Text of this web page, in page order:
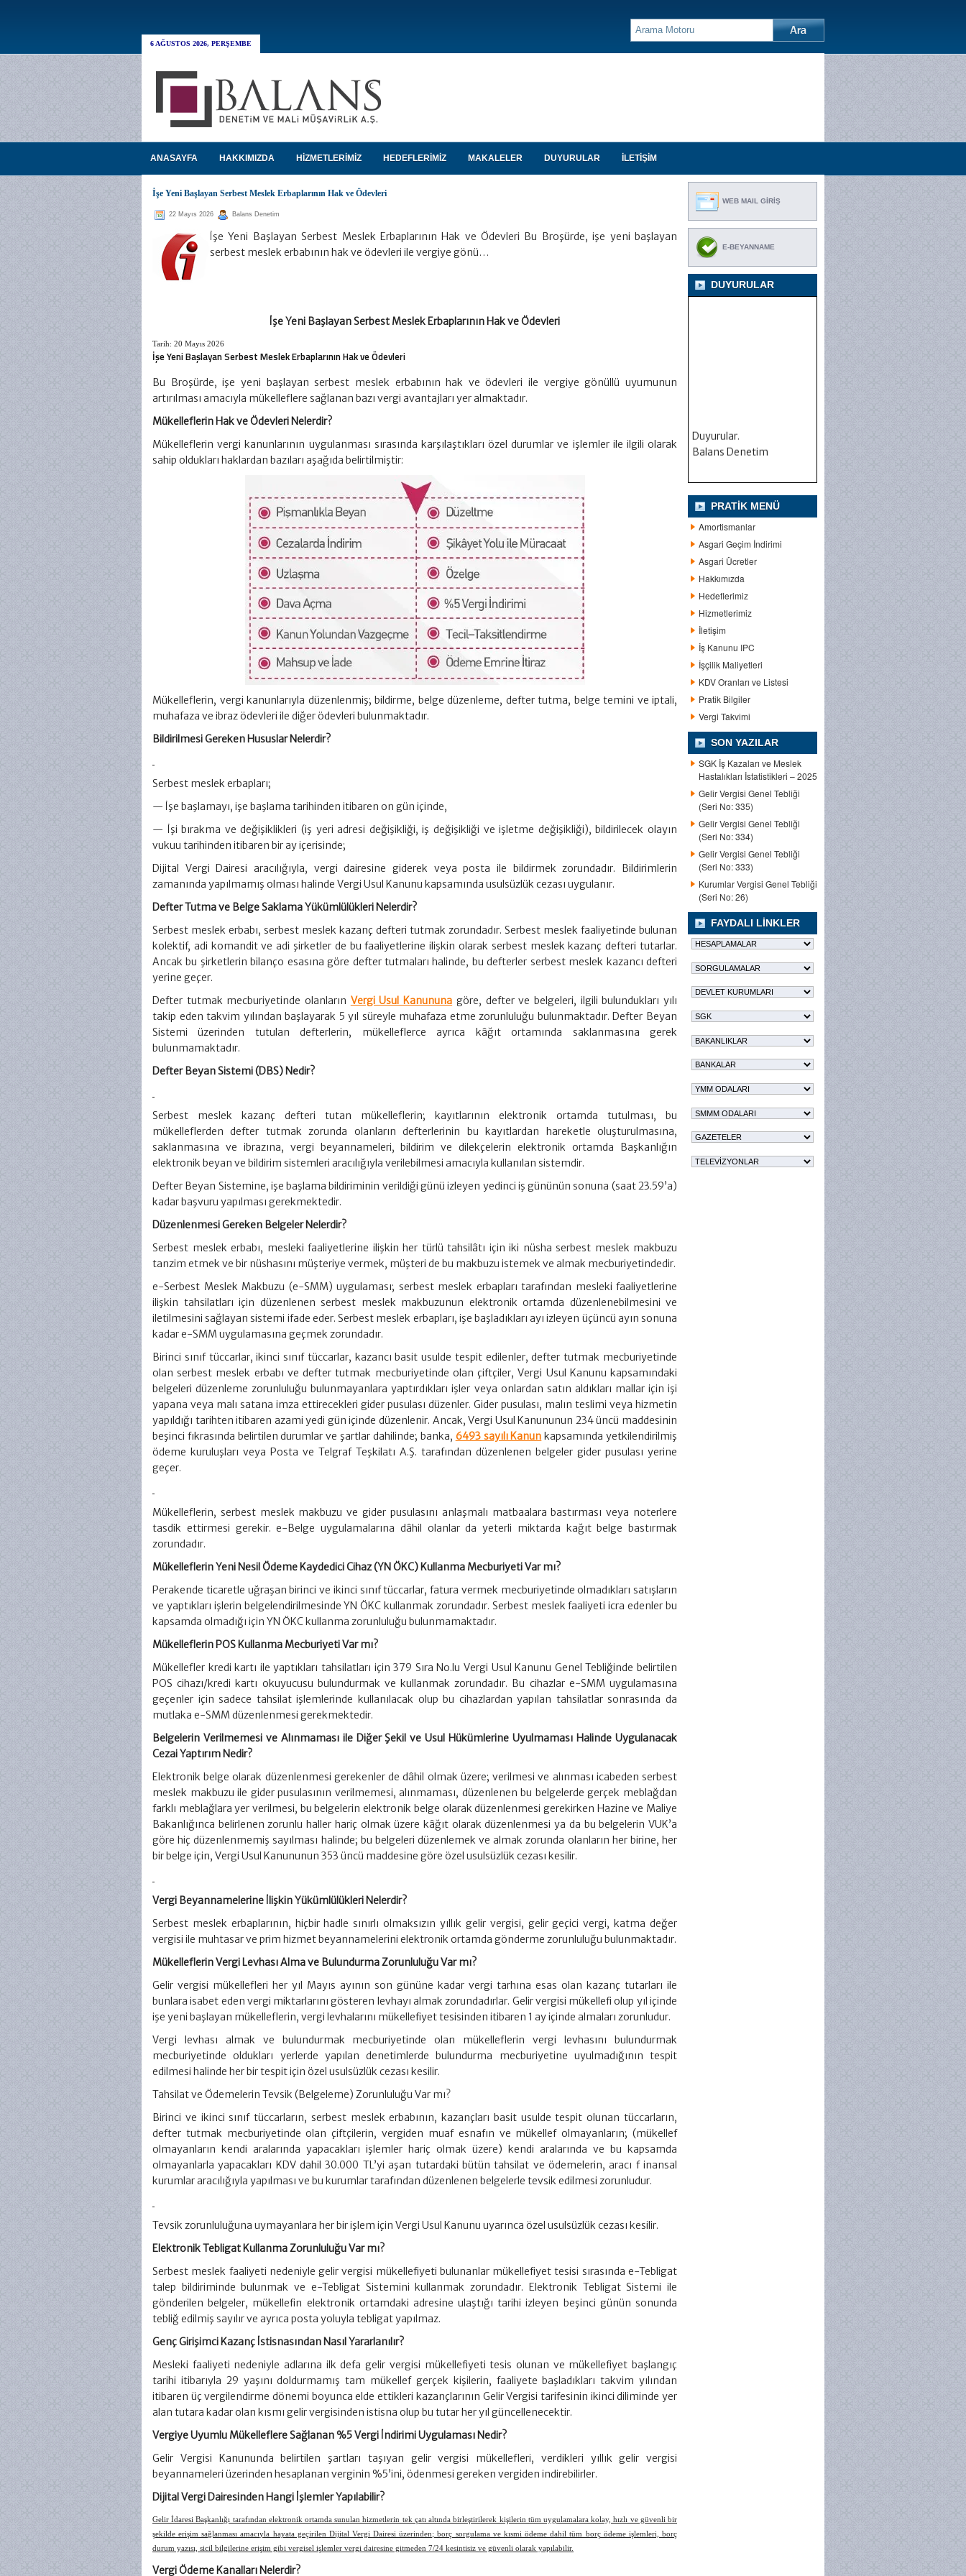
6 AĞUSTOS 2026, PERŞEMBE
ANASAYFA HAKKIMIZDA HİZMETLERİMİZ HEDEFLERİMİZ MAKALELER DUYURULAR İLETİŞİM
İşe Yeni Başlayan Serbest Meslek Erbaplarının Hak ve Ödevleri
22 Mayıs 2026 Balans Denetim
İşe Yeni Başlayan Serbest Meslek Erbaplarının Hak ve Ödevleri Bu Broşürde, işe yeni başlayan
serbest meslek erbabının hak ve ödevleri ile vergiye gönü…
İşe Yeni Başlayan Serbest Meslek Erbaplarının Hak ve Ödevleri
Tarih: 20 Mayıs 2026
İşe Yeni Başlayan Serbest Meslek Erbaplarının Hak ve Ödevleri
Bu Broşürde, işe yeni başlayan serbest meslek erbabının hak ve ödevleri ile vergiye gönüllü uyumunun
artırılması amacıyla mükelleflere sağlanan bazı vergi avantajları yer almaktadır.
Mükelleflerin Hak ve Ödevleri Nelerdir?
Mükelleflerin vergi kanunlarının uygulanması sırasında karşılaştıkları özel durumlar ve işlemler ile ilgili olarak
sahip oldukları haklardan bazıları aşağıda belirtilmiştir:
Mükelleflerin, vergi kanunlarıyla düzenlenmiş; bildirme, belge düzenleme, defter tutma, belge temini ve iptali,
muhafaza ve ibraz ödevleri ile diğer ödevleri bulunmaktadır.
Bildirilmesi Gereken Hususlar Nelerdir?
Serbest meslek erbapları;
— İşe başlamayı, işe başlama tarihinden itibaren on gün içinde,
— İşi bırakma ve değişiklikleri (iş yeri adresi değişikliği, iş değişikliği ve işletme değişikliği), bildirilecek olayın
vukuu tarihinden itibaren bir ay içerisinde;
Dijital Vergi Dairesi aracılığıyla, vergi dairesine giderek veya posta ile bildirmek zorundadır. Bildirimlerin
zamanında yapılmamış olması halinde Vergi Usul Kanunu kapsamında usulsüzlük cezası uygulanır.
Defter Tutma ve Belge Saklama Yükümlülükleri Nelerdir?
Serbest meslek erbabı, serbest meslek kazanç defteri tutmak zorundadır. Serbest meslek faaliyetinde bulunan
kolektif, adi komandit ve adi şirketler de bu faaliyetlerine ilişkin olarak serbest meslek kazanç defteri tutarlar.
Ancak bu şirketlerin bilanço esasına göre defter tutmaları halinde, bu defterler serbest meslek kazancı defteri
yerine geçer.
Defter tutmak mecburiyetinde olanların Vergi Usul Kanununa göre, defter ve belgeleri, ilgili bulundukları yılı
takip eden takvim yılından başlayarak 5 yıl süreyle muhafaza etme zorunluluğu bulunmaktadır. Defter Beyan
Sistemi üzerinden tutulan defterlerin, mükelleflerce ayrıca kâğıt ortamında saklanmasına gerek
bulunmamaktadır.
Defter Beyan Sistemi (DBS) Nedir?
Serbest meslek kazanç defteri tutan mükelleflerin; kayıtlarının elektronik ortamda tutulması, bu
mükelleflerden defter tutmak zorunda olanların defterlerinin bu kayıtlardan hareketle oluşturulmasına,
saklanmasına ve ibrazına, vergi beyannameleri, bildirim ve dilekçelerin elektronik ortamda Başkanlığın
elektronik beyan ve bildirim sistemleri aracılığıyla verilebilmesi amacıyla kullanılan sistemdir.
Defter Beyan Sistemine, işe başlama bildiriminin verildiği günü izleyen yedinci iş gününün sonuna (saat 23.59’a)
kadar başvuru yapılması gerekmektedir.
Düzenlenmesi Gereken Belgeler Nelerdir?
Serbest meslek erbabı, mesleki faaliyetlerine ilişkin her türlü tahsilâtı için iki nüsha serbest meslek makbuzu
tanzim etmek ve bir nüshasını müşteriye vermek, müşteri de bu makbuzu istemek ve almak mecburiyetindedir.
e-Serbest Meslek Makbuzu (e-SMM) uygulaması; serbest meslek erbapları tarafından mesleki faaliyetlerine
ilişkin tahsilatları için düzenlenen serbest meslek makbuzunun elektronik ortamda düzenlenebilmesini ve
iletilmesini sağlayan sistemi ifade eder. Serbest meslek erbapları, işe başladıkları ayı izleyen üçüncü ayın sonuna
kadar e-SMM uygulamasına geçmek zorundadır.
Birinci sınıf tüccarlar, ikinci sınıf tüccarlar, kazancı basit usulde tespit edilenler, defter tutmak mecburiyetinde
olan serbest meslek erbabı ve defter tutmak mecburiyetinde olan çiftçiler, Vergi Usul Kanunu kapsamındaki
belgeleri düzenleme zorunluluğu bulunmayanlara yaptırdıkları işler veya onlardan satın aldıkları mallar için işi
yapana veya malı satana imza ettirecekleri gider pusulası düzenler. Gider pusulası, malın teslimi veya hizmetin
yapıldığı tarihten itibaren azami yedi gün içinde düzenlenir. Ancak, Vergi Usul Kanununun 234 üncü maddesinin
beşinci fıkrasında belirtilen durumlar ve şartlar dahilinde; banka, 6493 sayılı Kanun kapsamında yetkilendirilmiş
ödeme kuruluşları veya Posta ve Telgraf Teşkilatı A.Ş. tarafından düzenlenen belgeler gider pusulası yerine
geçer.
Mükelleflerin, serbest meslek makbuzu ve gider pusulasını anlaşmalı matbaalara bastırması veya noterlere
tasdik ettirmesi gerekir. e-Belge uygulamalarına dâhil olanlar da yeterli miktarda kağıt belge bastırmak
zorundadır.
Mükelleflerin Yeni Nesil Ödeme Kaydedici Cihaz (YN ÖKC) Kullanma Mecburiyeti Var mı?
Perakende ticaretle uğraşan birinci ve ikinci sınıf tüccarlar, fatura vermek mecburiyetinde olmadıkları satışların
ve yaptıkları işlerin belgelendirilmesinde YN ÖKC kullanmak zorundadır. Serbest meslek faaliyeti icra edenler bu
kapsamda olmadığı için YN ÖKC kullanma zorunluluğu bulunmamaktadır.
Mükelleflerin POS Kullanma Mecburiyeti Var mı?
Mükellefler kredi kartı ile yaptıkları tahsilatları için 379 Sıra No.lu Vergi Usul Kanunu Genel Tebliğinde belirtilen
POS cihazı/kredi kartı okuyucusu bulundurmak ve kullanmak zorundadır. Bu cihazlar e-SMM uygulamasına
geçenler için sadece tahsilat işlemlerinde kullanılacak olup bu cihazlardan yapılan tahsilatlar sonrasında da
mutlaka e-SMM düzenlenmesi gerekmektedir.
Belgelerin Verilmemesi ve Alınmaması ile Diğer Şekil ve Usul Hükümlerine Uyulmaması Halinde Uygulanacak
Cezai Yaptırım Nedir?
Elektronik belge olarak düzenlenmesi gerekenler de dâhil olmak üzere; verilmesi ve alınması icabeden serbest
meslek makbuzu ile gider pusulasının verilmemesi, alınmaması, düzenlenen bu belgelerde gerçek meblağdan
farklı meblağlara yer verilmesi, bu belgelerin elektronik belge olarak düzenlenmesi gerekirken Hazine ve Maliye
Bakanlığınca belirlenen zorunlu haller hariç olmak üzere kâğıt olarak düzenlenmesi ya da bu belgelerin VUK’a
göre hiç düzenlenmemiş sayılması halinde; bu belgeleri düzenlemek ve almak zorunda olanların her birine, her
bir belge için, Vergi Usul Kanununun 353 üncü maddesine göre özel usulsüzlük cezası kesilir.
Vergi Beyannamelerine İlişkin Yükümlülükleri Nelerdir?
Serbest meslek erbaplarının, hiçbir hadle sınırlı olmaksızın yıllık gelir vergisi, gelir geçici vergi, katma değer
vergisi ile muhtasar ve prim hizmet beyannamelerini elektronik ortamda gönderme zorunluluğu bulunmaktadır.
Mükelleflerin Vergi Levhası Alma ve Bulundurma Zorunluluğu Var mı?
Gelir vergisi mükellefleri her yıl Mayıs ayının son gününe kadar vergi tarhına esas olan kazanç tutarları ile
bunlara isabet eden vergi miktarlarını gösteren levhayı almak zorundadırlar. Gelir vergisi mükellefi olup yıl içinde
işe yeni başlayan mükelleflerin, vergi levhalarını mükellefiyet tesisinden itibaren 1 ay içinde almaları zorunludur.
Vergi levhası almak ve bulundurmak mecburiyetinde olan mükelleflerin vergi levhasını bulundurmak
mecburiyetinde oldukları yerlerde yapılan denetimlerde bulundurma mecburiyetine uyulmadığının tespit
edilmesi halinde her bir tespit için özel usulsüzlük cezası kesilir.
Tahsilat ve Ödemelerin Tevsik (Belgeleme) Zorunluluğu Var mı?
Birinci ve ikinci sınıf tüccarların, serbest meslek erbabının, kazançları basit usulde tespit olunan tüccarların,
defter tutmak mecburiyetinde olan çiftçilerin, vergiden muaf esnafın ve mükellef olmayanların; (mükellef
olmayanların kendi aralarında yapacakları işlemler hariç olmak üzere) kendi aralarında ve bu kapsamda
olmayanlarla yapacakları KDV dahil 30.000 TL’yi aşan tutardaki bütün tahsilat ve ödemelerin, aracı f inansal
kurumlar aracılığıyla yapılması ve bu kurumlar tarafından düzenlenen belgelerle tevsik edilmesi zorunludur.
Tevsik zorunluluğuna uymayanlara her bir işlem için Vergi Usul Kanunu uyarınca özel usulsüzlük cezası kesilir.
Elektronik Tebligat Kullanma Zorunluluğu Var mı?
Serbest meslek faaliyeti nedeniyle gelir vergisi mükellefiyeti bulunanlar mükellefiyet tesisi sırasında e-Tebligat
talep bildiriminde bulunmak ve e-Tebligat Sistemini kullanmak zorundadır. Elektronik Tebligat Sistemi ile
gönderilen belgeler, mükellefin elektronik ortamdaki adresine ulaştığı tarihi izleyen beşinci günün sonunda
tebliğ edilmiş sayılır ve ayrıca posta yoluyla tebligat yapılmaz.
Genç Girişimci Kazanç İstisnasından Nasıl Yararlanılır?
Mesleki faaliyeti nedeniyle adlarına ilk defa gelir vergisi mükellefiyeti tesis olunan ve mükellefiyet başlangıç
tarihi itibarıyla 29 yaşını doldurmamış tam mükellef gerçek kişilerin, faaliyete başladıkları takvim yılından
itibaren üç vergilendirme dönemi boyunca elde ettikleri kazançlarının Gelir Vergisi tarifesinin ikinci diliminde yer
alan tutara kadar olan kısmı gelir vergisinden istisna olup bu tutar her yıl güncellenecektir.
Vergiye Uyumlu Mükelleflere Sağlanan %5 Vergi İndirimi Uygulaması Nedir?
Gelir Vergisi Kanununda belirtilen şartları taşıyan gelir vergisi mükellefleri, verdikleri yıllık gelir vergisi
beyannameleri üzerinden hesaplanan verginin %5’ini, ödenmesi gereken vergiden indirebilirler.
Dijital Vergi Dairesinden Hangi İşlemler Yapılabilir?
Gelir İdaresi Başkanlığı tarafından elektronik ortamda sunulan hizmetlerin tek çatı altında birleştirilerek kişilerin tüm uygulamalara kolay, hızlı ve güvenli bir
şekilde erişim sağlanması amacıyla hayata geçirilen Dijital Vergi Dairesi üzerinden; borç sorgulama ve kısmi ödeme dahil tüm borç ödeme işlemleri, borç
durum yazısı, sicil bilgilerine erişim gibi vergisel işlemler vergi dairesine gitmeden 7/24 kesintisiz ve güvenli olarak yapılabilir.
Vergi Ödeme Kanalları Nelerdir?
WEB MAIL GİRİŞ
E-BEYANNAME
DUYURULAR
Balans Denetim
PRATIK MENÜ
Amortismanlar
Asgari Geçim İndirimi
Asgari Ücretler
Hakkımızda
Hedeflerimiz
Hizmetlerimiz
İletişim
İş Kanunu IPC
İşçilik Maliyetleri
KDV Oranları ve Listesi
Pratik Bilgiler
Vergi Takvimi
SON YAZILAR
SGK İş Kazaları ve Meslek
Hastalıkları İstatistikleri – 2025
Gelir Vergisi Genel Tebliği
(Seri No: 335)
Gelir Vergisi Genel Tebliği
(Seri No: 334)
Gelir Vergisi Genel Tebliği
(Seri No: 333)
Kurumlar Vergisi Genel Tebliği
(Seri No: 26)
FAYDALI LINKLER